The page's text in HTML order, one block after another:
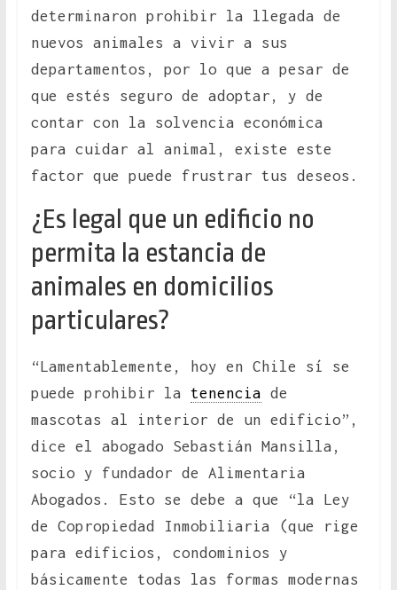
determinaron prohibir la llegada de
nuevos animales a vivir a sus
departamentos, por lo que a pesar de
que estés seguro de adoptar, y de
contar con la solvencia económica
para cuidar al animal, existe este
factor que puede frustrar tus deseos.
¿Es legal que un edificio no
permita la estancia de
animales en domicilios
particulares?
“Lamentablemente, hoy en Chile sí se
puede prohibir la tenencia de
mascotas al interior de un edificio”,
dice el abogado Sebastián Mansilla,
socio y fundador de Alimentaria
Abogados. Esto se debe a que “la Ley
de Copropiedad Inmobiliaria (que rige
para edificios, condominios y
básicamente todas las formas modernas